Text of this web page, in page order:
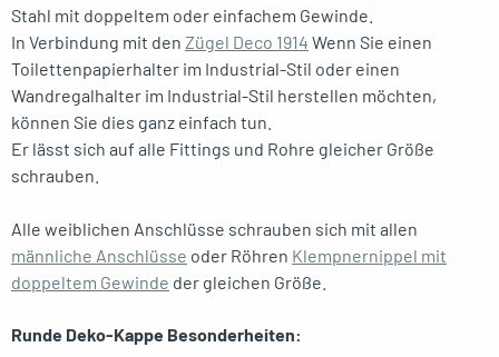
Stahl mit doppeltem oder einfachem Gewinde.
In Verbindung mit den Zügel Deco 1914 Wenn Sie einen
Toilettenpapierhalter im Industrial-Stil oder einen
Wandregalhalter im Industrial-Stil herstellen möchten,
können Sie dies ganz einfach tun.
Er lässt sich auf alle Fittings und Rohre gleicher Größe
schrauben.
Alle weiblichen Anschlüsse schrauben sich mit allen
männliche Anschlüsse oder Röhren Klempnernippel mit
doppeltem Gewinde der gleichen Größe.
Runde Deko-Kappe Besonderheiten: